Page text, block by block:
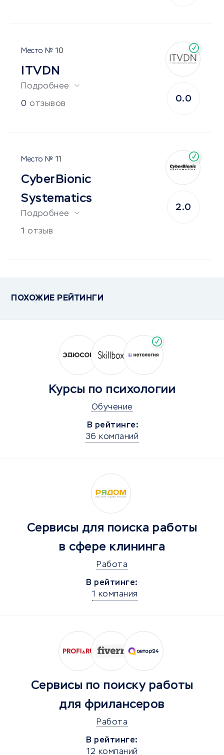
10
ITVDN
Подробнее
0 отзывов
0.0
11
CyberBionic
Systematics
Подробнее
1 отзыв
2.0
ПОХОЖИЕ РЕЙТИНГИ
Курсы по психологии
Обучение
В рейтинге:
36 компаний
Сервисы для поиска работы
в сфере клининга
Работа
В рейтинге:
1 компания
Сервисы по поиску работы
для фрилансеров
Работа
В рейтинге:
12 компаний